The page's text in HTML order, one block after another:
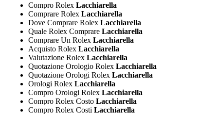
Compro Rolex Lacchiarella
Comprare Rolex Lacchiarella
Dove Comprare Rolex Lacchiarella
Quale Rolex Comprare Lacchiarella
Comprare Un Rolex Lacchiarella
Acquisto Rolex Lacchiarella
Valutazione Rolex Lacchiarella
Quotazione Orologio Rolex Lacchiarella
Quotazione Orologi Rolex Lacchiarella
Orologi Rolex Lacchiarella
Compro Orologi Rolex Lacchiarella
Compro Rolex Costo Lacchiarella
Compro Rolex Costi Lacchiarella